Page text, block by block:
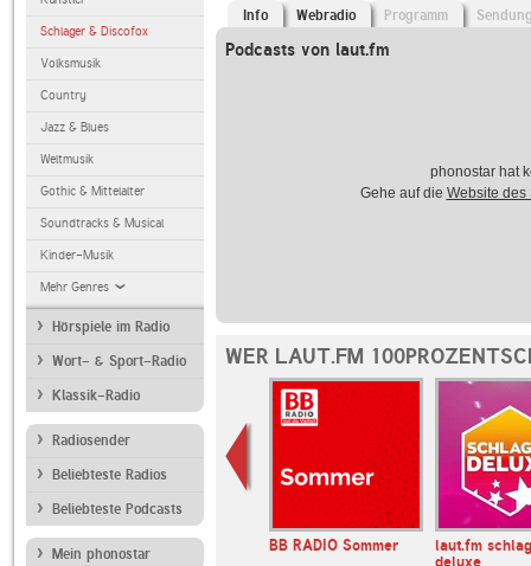
Schlager & Discofox
Volksmusik
Country
Jazz & Blues
Weltmusik
Gothic & Mittelalter
Soundtracks & Musical
Kinder-Musik
Mehr Genres
Hörspiele im Radio
Wort- & Sport-Radio
Klassik-Radio
Radiosender
Beliebteste Radios
Beliebteste Podcasts
Mein phonostar
Info Webradio Programm
Podcasts von laut.fm
phonostar hat
Gehe auf die Website des
WER LAUT.FM
ORF Radio Steiermark BB RADIO Sommer
laut.fm
deluxe